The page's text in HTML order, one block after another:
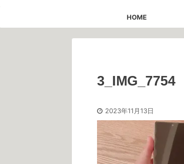
HOME
3_IMG_7754
2023年11月13日